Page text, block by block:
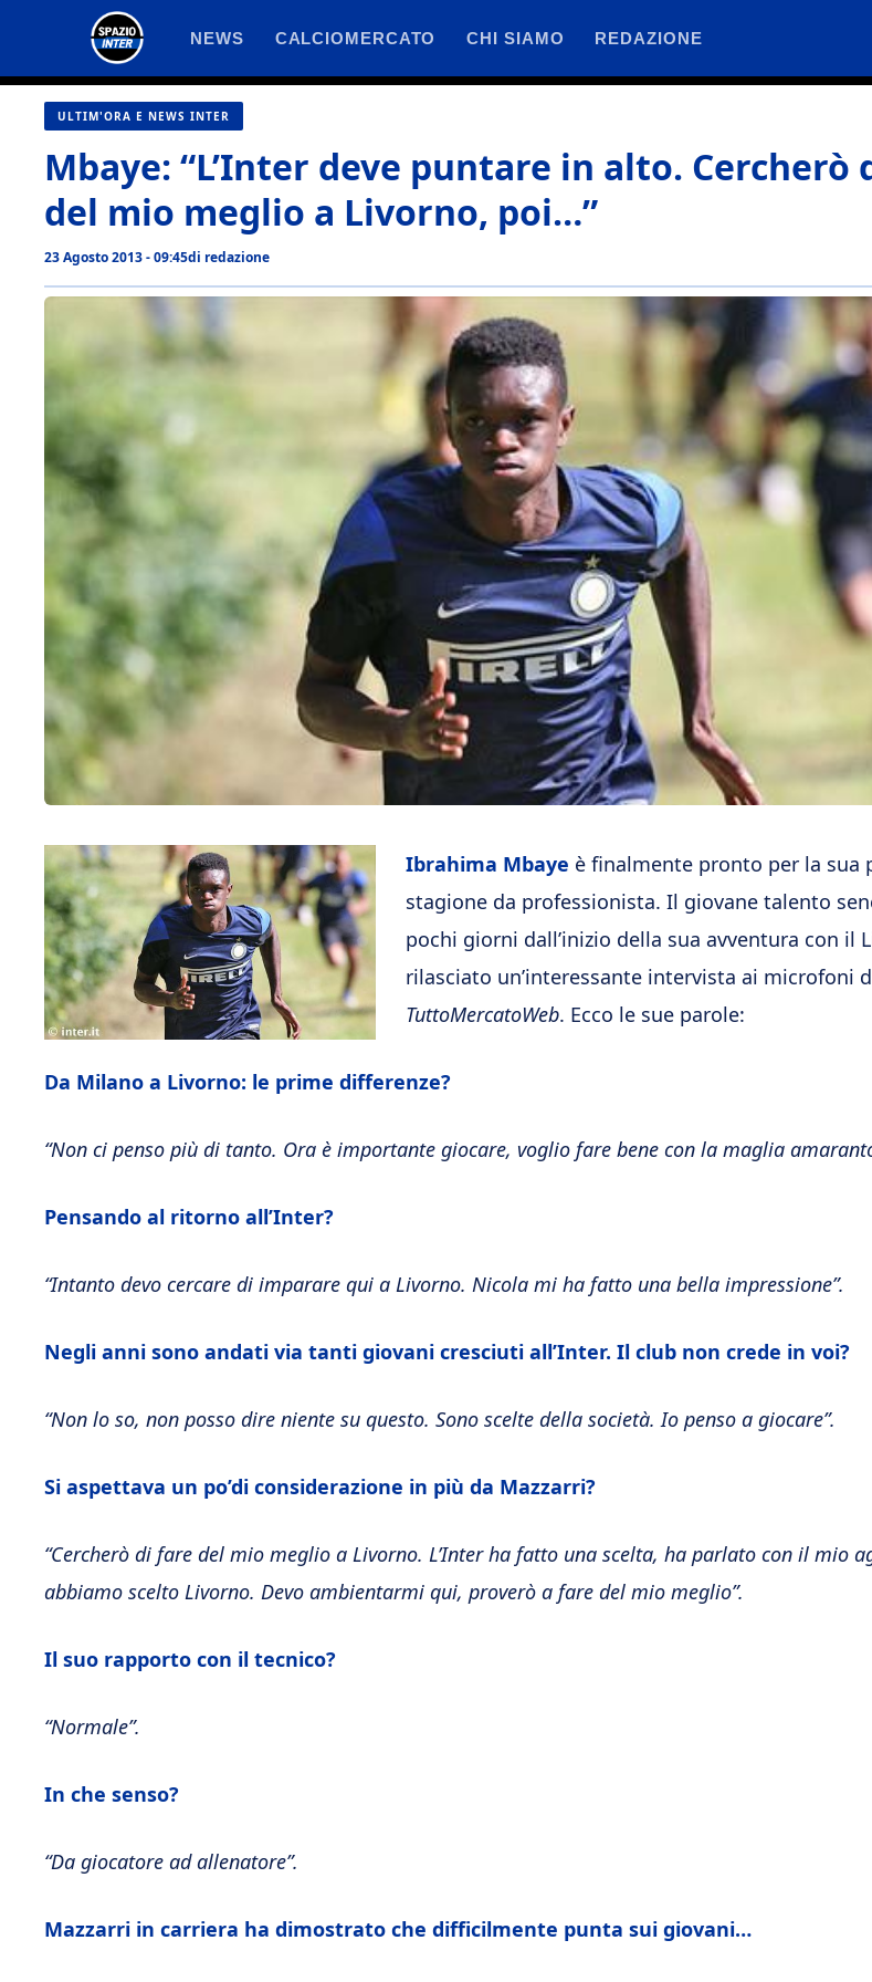
contenuto
NEWS CALCIOMERCATO CHI SIAMO REDAZIONE
ULTIM'ORA E NEWS INTER
Mbaye: “L’Inter deve puntare in alto. Cercherò
del mio meglio a Livorno, poi…”
23 Agosto 2013 - 09:45di redazione
Ibrahima Mbaye è finalmente pronto per la sua
stagione da professionista. Il giovane talento
pochi giorni dall’inizio della sua avventura con il
rilasciato un’interessante intervista ai microfoni
TuttoMercatoWeb. Ecco le sue parole:
Da Milano a Livorno: le prime differenze?
“Non ci penso più di tanto. Ora è importante giocare, voglio fare bene con la maglia
Pensando al ritorno all’Inter?
“Intanto devo cercare di imparare qui a Livorno. Nicola mi ha fatto una bella impressione”.
Negli anni sono andati via tanti giovani cresciuti all’Inter. Il club non crede in voi?
“Non lo so, non posso dire niente su questo. Sono scelte della società. Io penso a giocare”.
Si aspettava un po’di considerazione in più da Mazzarri?
“Cercherò di fare del mio meglio a Livorno. L’Inter ha fatto una scelta, ha parlato con il mio
abbiamo scelto Livorno. Devo ambientarmi qui, proverò a fare del mio meglio”.
Il suo rapporto con il tecnico?
“Normale”.
In che senso?
“Da giocatore ad allenatore”.
Mazzarri in carriera ha dimostrato che difficilmente punta sui giovani…